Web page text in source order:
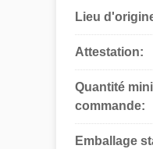
Lieu
Attestation:
Quantité
commande:
Emballage